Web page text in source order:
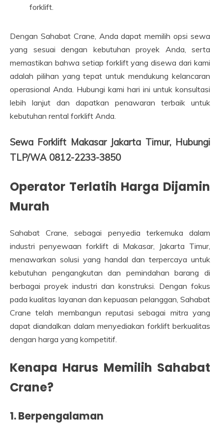
forklift.
Dengan Sahabat Crane, Anda dapat memilih opsi sewa
yang sesuai dengan kebutuhan proyek Anda, serta
memastikan bahwa setiap forklift yang disewa dari kami
adalah pilihan yang tepat untuk mendukung kelancaran
operasional Anda. Hubungi kami hari ini untuk konsultasi
lebih lanjut dan dapatkan penawaran terbaik untuk
kebutuhan rental forklift Anda.
Sewa Forklift Makasar Jakarta Timur, Hubungi
TLP/WA 0812-2233-3850
Operator Terlatih Harga Dijamin
Murah
Sahabat Crane, sebagai penyedia terkemuka dalam
industri penyewaan forklift di Makasar, Jakarta Timur,
menawarkan solusi yang handal dan terpercaya untuk
kebutuhan pengangkutan dan pemindahan barang di
berbagai proyek industri dan konstruksi. Dengan fokus
pada kualitas layanan dan kepuasan pelanggan, Sahabat
Crane telah membangun reputasi sebagai mitra yang
dapat diandalkan dalam menyediakan forklift berkualitas
dengan harga yang kompetitif.
Kenapa Harus Memilih Sahabat
Crane?
1. Berpengalaman